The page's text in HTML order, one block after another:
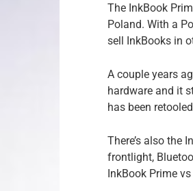
The InkBook
Poland. With a
sell InkBooks in
A couple years
hardware and it
has been
There’s also the
frontlight,
InkBook Prime